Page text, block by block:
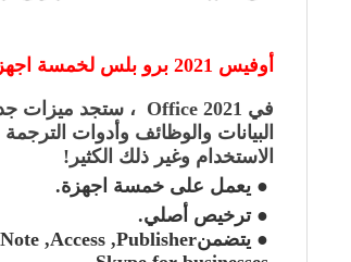
أوفيس 2021 برو بلس لخمسة اجهزة
في Office 2021 ، ستجد ميزات
البيانات والوظائف وأدوات
الاستخدام وغير ذلك الكثير !
● يعمل على خمسة اجهزة.
● ترخيص أصلي.
● يتضمن,Access ,Publisher